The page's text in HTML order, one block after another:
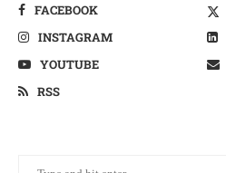
FACEBOOK
INSTAGRAM
YOUTUBE
RSS